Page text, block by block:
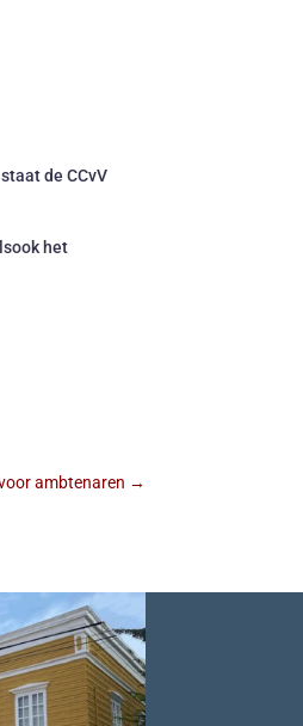
de CCvV
het
ambtenaren →